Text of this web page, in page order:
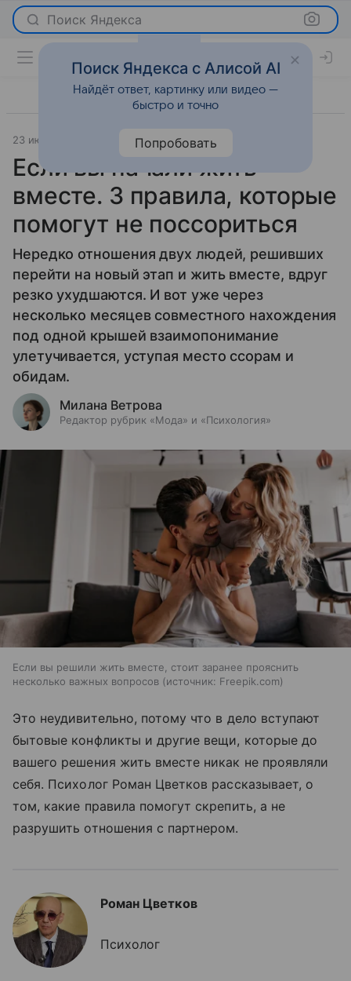
Поиск Яндекса
23 июля 2026 Леди Mail Отношения
Если вы начали жить
вместе. 3 правила, которые
помогут не поссориться
Нередко отношения двух людей, решивших
перейти на новый этап и жить вместе, вдруг
резко ухудшаются. И вот уже через
несколько месяцев совместного нахождения
под одной крышей взаимопонимание
улетучивается, уступая место ссорам и
обидам.
Милана Ветрова
Редактор рубрик «Мода» и «Психология»
Если вы решили жить вместе, стоит заранее прояснить
несколько важных вопросов
источник: Freepik.com
Это неудивительно, потому что в дело вступают
бытовые конфликты и другие вещи, которые до
вашего решения жить вместе никак не проявляли
себя. Психолог Роман Цветков рассказывает, о
том, какие правила помогут скрепить, а не
разрушить отношения с партнером.
Роман Цветков
Психолог
Поиск Яндекса с Алисой AI
Найдёт ответ, картинку или видео —
быстро и точно
Попробовать